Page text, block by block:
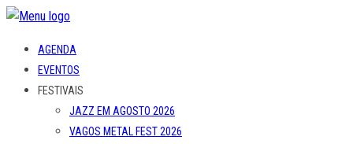
AGENDA
EVENTOS
FESTIVAIS
JAZZ EM AGOSTO 2026
VAGOS METAL FEST 2026